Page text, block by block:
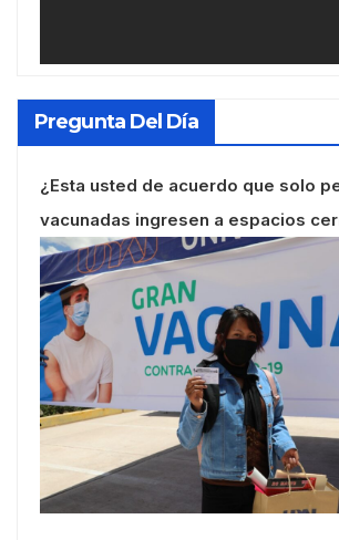
Pregunta Del Día
¿Esta usted de acuerdo que solo
vacunadas ingresen a espacios